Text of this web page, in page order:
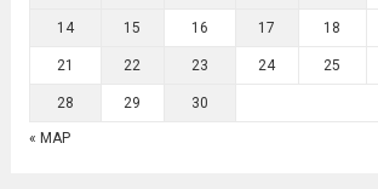
14 15 16 17 18
21 22 23 24 25
28 29 30
« МАР